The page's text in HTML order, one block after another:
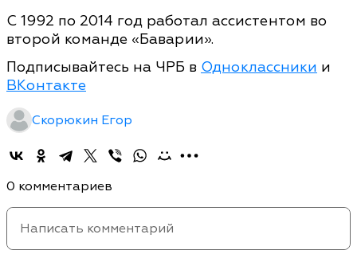
С 1992 по 2014 год работал ассистентом во
второй команде «Баварии».
Подписывайтесь на ЧРБ в Одноклассники и
ВКонтакте
Скорюкин Егор
0 комментариев